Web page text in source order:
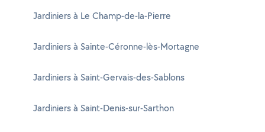
Jardiniers à Le Champ-de-la-Pierre
Jardiniers à Sainte-Céronne-lès-Mortagne
Jardiniers à Saint-Gervais-des-Sablons
Jardiniers à Saint-Denis-sur-Sarthon